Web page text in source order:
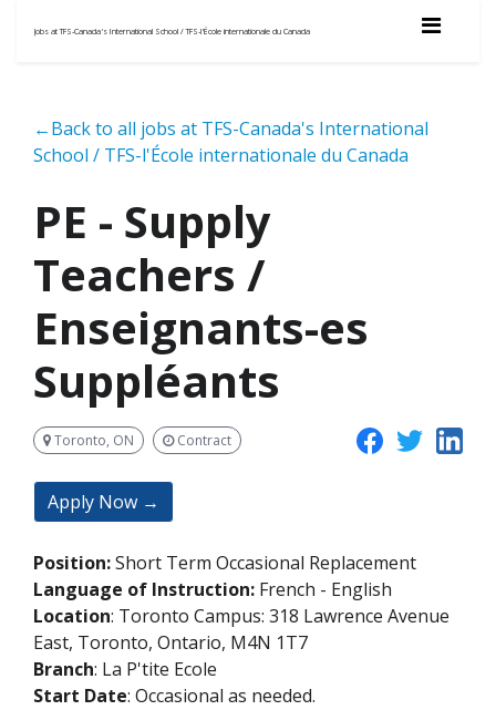
Jobs at TFS-Canada's International School / TFS-l'École internationale du Canada
←Back to all jobs at TFS-Canada's International
School / TFS-l'École internationale du Canada
PE - Supply
Teachers /
Enseignants-es
Suppléants
Toronto, ON Contract
Apply Now →
Position:Short Term Occasional Replacement
Language of Instruction: French - English
Location: Toronto Campus: 318 Lawrence Avenue
East, Toronto, Ontario, M4N 1T7
Branch: La P'tite Ecole
Start Date: Occasional as needed.